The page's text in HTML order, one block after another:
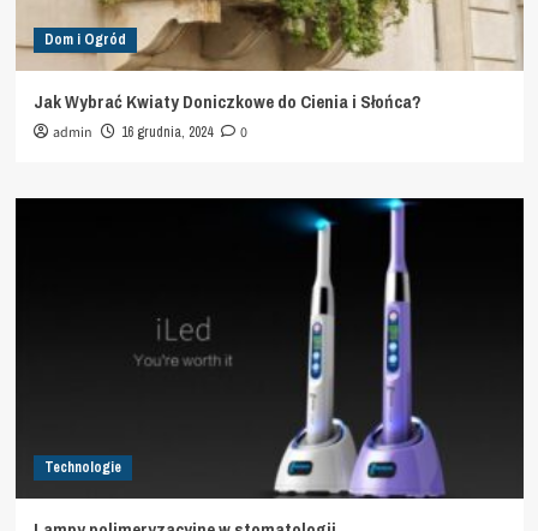
Dom i Ogród
Jak Wybrać Kwiaty Doniczkowe do Cienia i Słońca?
admin 16 grudnia, 2024 0
Technologie